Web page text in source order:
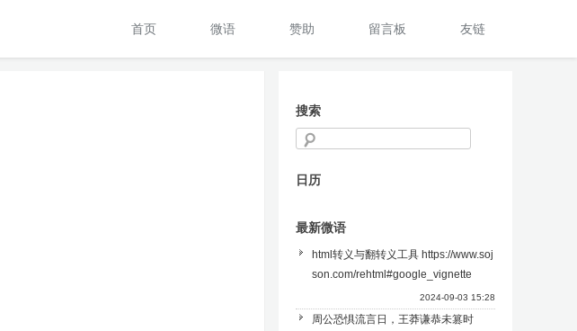
首页 微语 赞助 留言板 友链
搜索
日历
最新微语
html转义与翻转义工具 https://www.soj
son.com/rehtml#google_vignette
2024-09-03 15:28
周公恐惧流言日，王莽谦恭未篡时